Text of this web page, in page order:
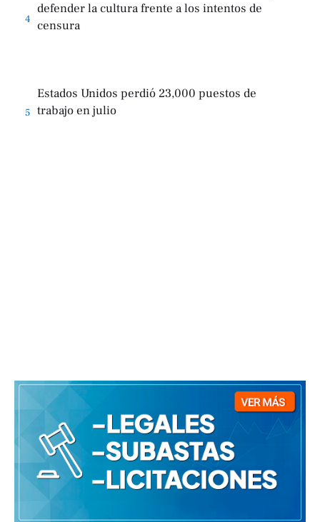
4
defender la cultura frente a los intentos de
censura
5
Estados Unidos perdió 23,000 puestos de
trabajo en julio